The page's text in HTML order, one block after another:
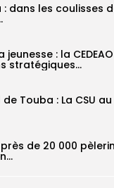
: dans les coulisses
jeunesse : la
stratégiques...
Touba : La CSU
de 20 000